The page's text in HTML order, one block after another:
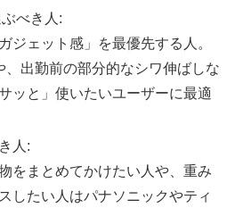
べき人:
ジェット感」を最優先する人。
、出勤前の部分的なシワ伸ばしな
ッと」使いたいユーザーに最適
人:
をまとめてかけたい人や、重み
したい人はパナソニックやティ